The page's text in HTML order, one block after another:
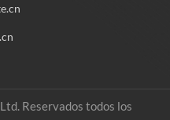
Reservados todos los